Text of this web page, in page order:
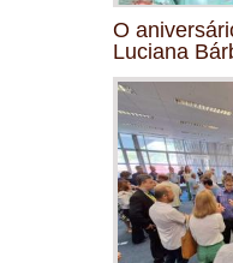
O
Luciana